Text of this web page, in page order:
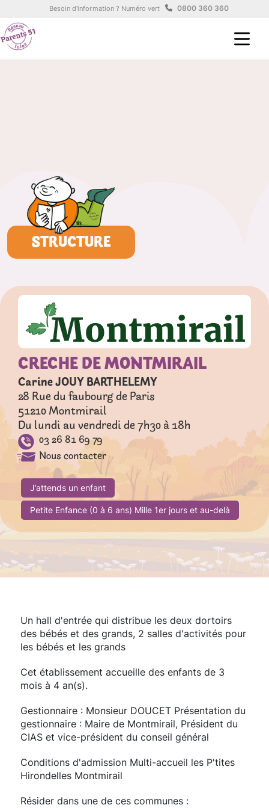
Aller au contenu principal
Besoin d'information ? Numéro vert 0800 360 360
STRUCTURE
CRECHE DE MONTMIRAIL
Carine JOUY BARTHELEMY
28 Rue du faubourg de Paris
51210Montmirail
Du lundi au vendredi de 7h30 à 18h
03 26 81 69 79
Nous contacter
J’attends un enfant
Petite Enfance (0 à 6 ans) Mille 1er jours et au-delà
Un hall d'entrée qui distribue les deux dortoirs
des bébés et des grands, 2 salles d'activités pour
les bébés et les grands
Cet établissement accueille des enfants de 3
mois à 4 an(s).
Gestionnaire : Monsieur DOUCET Présentation du
gestionnaire : Maire de Montmirail, Président du
CIAS et vice-président du conseil général
Conditions d'admission Multi-accueil les P'tites
Hirondelles Montmirail
Résider dans une de ces communes :
Panneau de gestion des cookies